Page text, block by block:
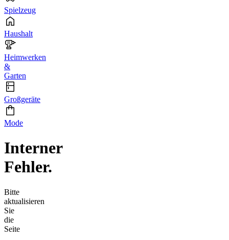
Spielzeug
Haushalt
Heimwerken
&
Garten
Großgeräte
Mode
Interner
Fehler.
Bitte
aktualisieren
Sie
die
Seite